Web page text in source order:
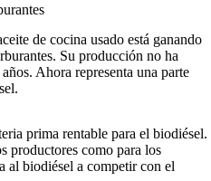
de cocina usado está ganando
Su producción no ha
Ahora representa una parte
prima rentable para el biodiésel.
productores como para los
al biodiésel a competir con el